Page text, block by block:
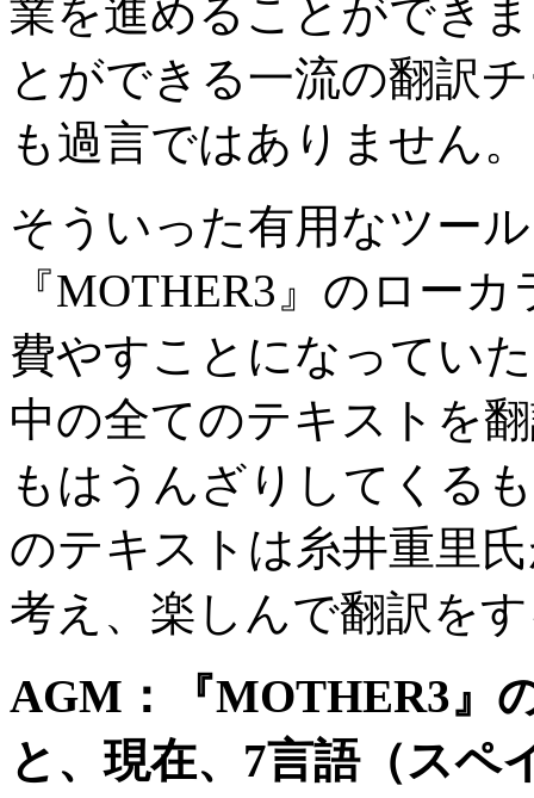
業を進めることができ
とができる一流の翻訳
も過言ではありません。
そういった有用なツー
『MOTHER3 』のロー
費やすことになってい
中の全てのテキストを
もはうんざりしてくる
のテキストは糸井重里
考え、楽しんで翻訳を
AGM ：『MOTHER3』
と、現在、 7言語（スペ